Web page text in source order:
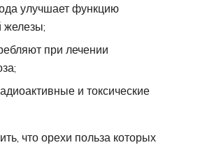
улучшает функцию
железы;
при лечении
и токсические
что орехи польза которых